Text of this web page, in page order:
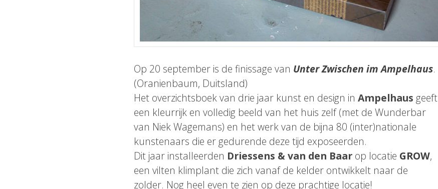
Op 20 september is de finissage van Unter Zwischen im Ampelhaus.
(Oranienbaum, Duitsland)
Het overzichtsboek van drie jaar kunst en design inAmpelhaus geeft
een kleurrijk en volledig beeld van het huis zelf (met de Wunderbar
van Niek Wagemans) en het werk van de bijna 80 (inter)nationale
kunstenaars die er gedurende deze tijd exposeerden.
Dit jaar installeerden Driessens & van den Baar op locatie GROW,
een vilten klimplant die zich vanaf de kelder ontwikkelt naar de
zolder. Nog heel even te zien op deze prachtige locatie!